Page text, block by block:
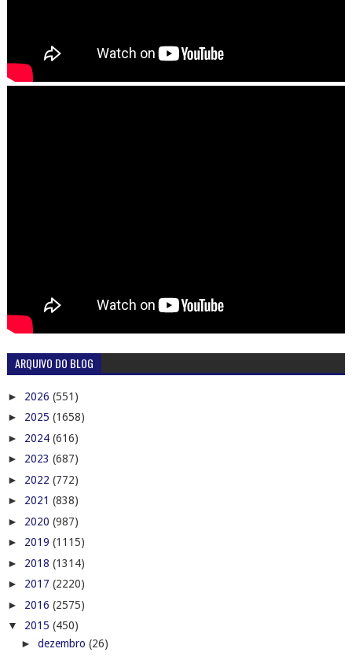
ARQUIVO DO BLOG
► 2026 (551)
► 2025 (1658)
► 2024 (616)
► 2023 (687)
► 2022 (772)
► 2021 (838)
► 2020 (987)
► 2019 (1115)
► 2018 (1314)
► 2017 (2220)
► 2016 (2575)
▼ 2015 (450)
► dezembro (26)